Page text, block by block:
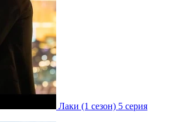
Лаки (1 сезон) 5 серия